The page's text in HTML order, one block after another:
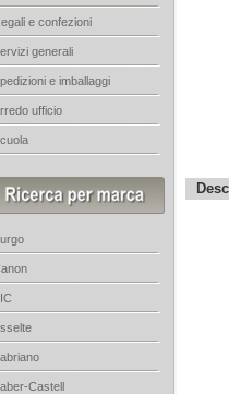
e confezioni
generali
e imballaggi
ufficio
Castell